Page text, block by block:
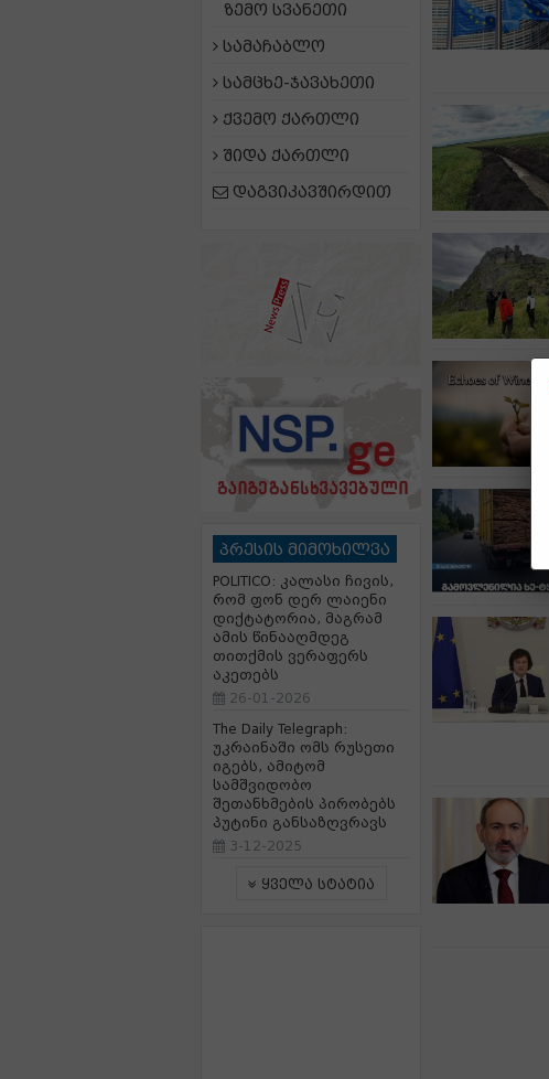
ზემო სვანეთი
სამაჩაბლო
სამცხე-ჯავახეთი
ქვემო ქართლი
შიდა ქართლი
დაგვიკავშირდით
პრესის მიმოხილვა
POLITICO: კალასი ჩივის,
რომ ფონ დერ ლაიენი
დიქტატორია, მაგრამ
ამის წინააღმდეგ
თითქმის ვერაფერს
აკეთებს
26-01-2026
The Daily Telegraph:
უკრაინაში ომს რუსეთი
იგებს, ამიტომ
სამშვიდობო
შეთანხმების პირობებს
პუტინი განსაზღვრავს
3-12-2025
ყველა სტატია